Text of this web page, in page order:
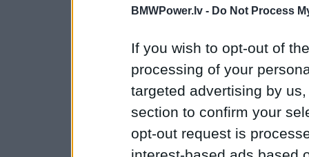
BMWPower.lv - Do Not Process
If you wish to opt-out of
processing of your
targeted advertising by
section to confirm your
opt-out request is